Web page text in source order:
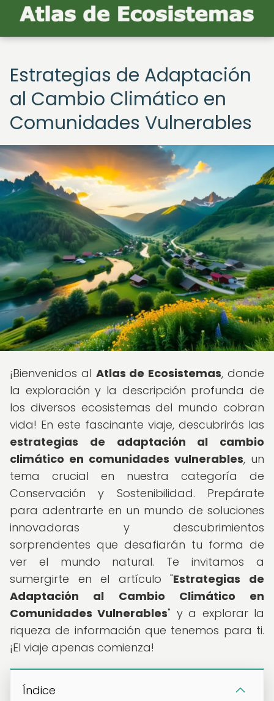
Estrategias de Adaptación
al Cambio Climático en
Comunidades Vulnerables
¡Bienvenidos al Atlas de Ecosistemas, donde
la exploración y la descripción profunda de
los diversos ecosistemas del mundo cobran
vida! En este fascinante viaje, descubrirás las
estrategias de adaptación al cambio
climático en comunidades vulnerables, un
tema crucial en nuestra categoría de
Conservación y Sostenibilidad. Prepárate
para adentrarte en un mundo de soluciones
innovadoras y descubrimientos
sorprendentes que desafiarán tu forma de
ver el mundo natural. Te invitamos a
sumergirte en el artículo "Estrategias de
Adaptación al Cambio Climático en
Comunidades Vulnerables" y a explorar la
riqueza de información que tenemos para ti.
¡El viaje apenas comienza!
Índice